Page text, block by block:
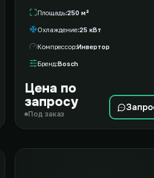
Площадь 250 м²
Охлаждение 25 кВт
Компрессор Инвертор
Бренд Bosch
Цена по
запросу
Под заказ